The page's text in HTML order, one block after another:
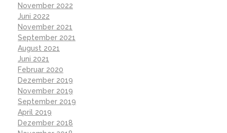
November 2022
Juni 2022
November 2021
September 2021
August 2021
Juni 2021
Februar 2020
Dezember 2019
November 2019
September 2019
April 2019
Dezember 2018